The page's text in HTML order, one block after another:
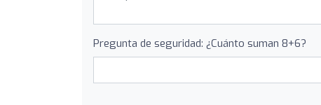
Pregunta de seguridad: ¿Cuánto suman 8+6?